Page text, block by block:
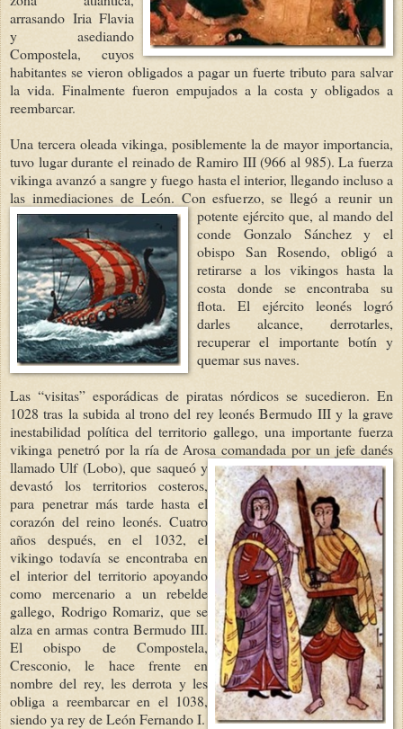
arrasando Iria Flavia
y asediando
Compostela, cuyos
habitantes se vieron obligados a pagar un fuerte tributo para salvar
la vida. Finalmente fueron empujados a la costa y obligados a
reembarcar.
Una tercera oleada vikinga, posiblemente la de mayor importancia,
tuvo lugar durante el reinado de Ramiro III (966 al 985). La fuerza
vikinga avanzó a sangre y fuego hasta el interior, llegando incluso a
las inmediaciones de León. Con esfuerzo, se llegó a reunir un
potente ejército que, al mando del
conde Gonzalo Sánchez y el
obispo San Rosendo, obligó a
retirarse a los vikingos hasta la
costa donde se encontraba su
flota. El ejército leonés logró
darles alcance, derrotarles,
recuperar el importante botín y
quemar sus naves.
Las “visitas” esporádicas de piratas nórdicos se sucedieron. En
1028 tras la subida al trono del rey leonés Bermudo III y la grave
inestabilidad política del territorio gallego, una importante fuerza
vikinga penetró por la ría de Arosa comandada por un jefe danés
llamado Ulf (Lobo), que saqueó y
devastó los territorios costeros,
para penetrar más tarde hasta el
corazón del reino leonés. Cuatro
años después, en el 1032, el
vikingo todavía se encontraba en
el interior del territorio apoyando
como mercenario a un rebelde
gallego, Rodrigo Romariz, que se
alza en armas contra Bermudo III.
El obispo de Compostela,
Cresconio, le hace frente en
nombre del rey, les derrota y les
obliga a reembarcar en el 1038,
siendo ya rey de León Fernando I.